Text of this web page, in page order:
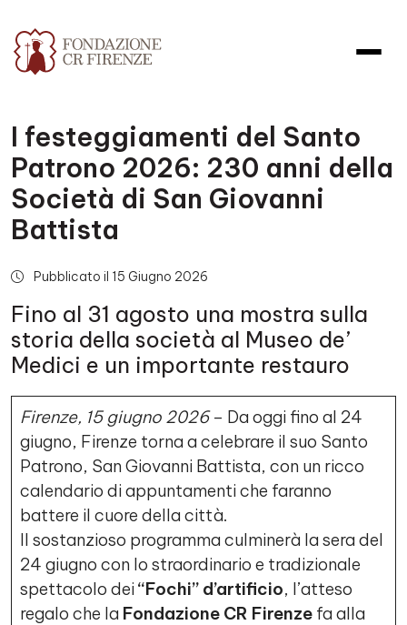
I festeggiamenti del Santo
Patrono 2026: 230 anni della
Società di San Giovanni
Battista
Pubblicato il 15 Giugno 2026
Fino al 31 agosto una mostra sulla
storia della società al Museo de’
Medici e un importante restauro
Firenze, 15 giugno 2026– Da oggi fino al 24
giugno, Firenze torna a celebrare il suo Santo
Patrono, San Giovanni Battista, con un ricco
calendario di appuntamenti che faranno
battere il cuore della città.
Il sostanzioso programma culminerà la sera del
24 giugno con lo straordinario e tradizionale
spettacolo dei“Fochi” d’artificio, l’atteso
regalo che la Fondazione CR Firenze fa alla